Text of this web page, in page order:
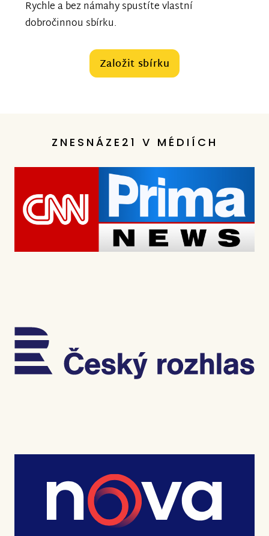
Rychle a bez námahy spustíte vlastní
dobročinnou sbírku.
Založit sbírku
ZNESNÁZE21 V MÉDIÍCH